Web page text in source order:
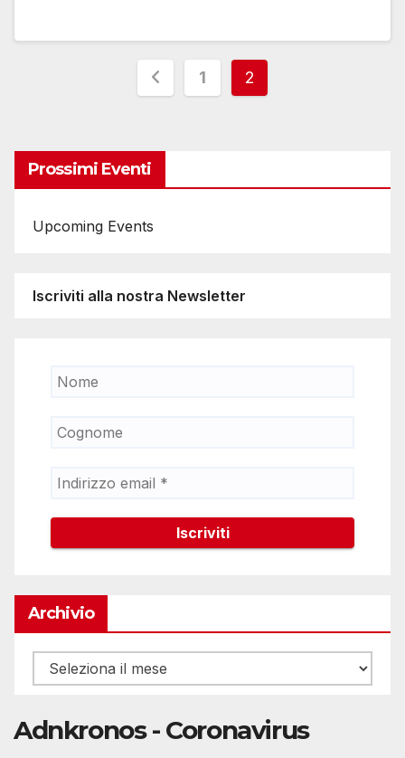
Paginazione
articoli
1 2
Prossimi Eventi
Upcoming Events
Iscriviti alla nostra Newsletter
Archivio
Archivio
Adnkronos - Coronavirus